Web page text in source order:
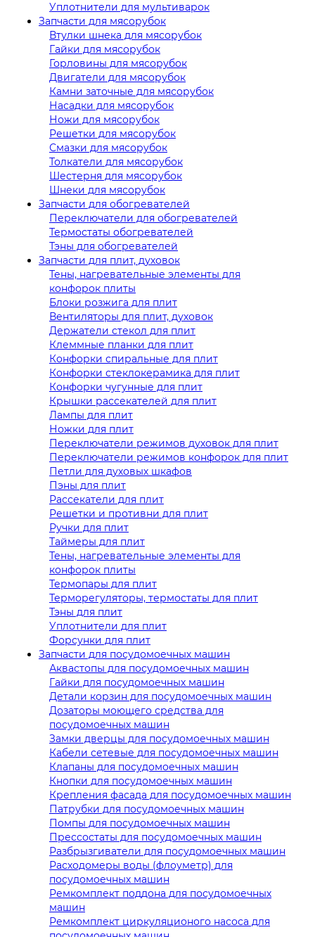
Уплотнители для мультиварок
Запчасти для мясорубок
Втулки шнека для мясорубок
Гайки для мясорубок
Горловины для мясорубок
Двигатели для мясорубок
Камни заточные для мясорубок
Насадки для мясорубок
Ножи для мясорубок
Решетки для мясорубок
Смазки для мясорубок
Толкатели для мясорубок
Шестерня для мясорубок
Шнеки для мясорубок
Запчасти для обогревателей
Переключатели для обогревателей
Термостаты обогревателей
Тэны для обогревателей
Запчасти для плит, духовок
Тены, нагревательные элементы для
конфорок плиты
Блоки розжига для плит
Вентиляторы для плит, духовок
Держатели стекол для плит
Клеммные планки для плит
Конфорки спиральные для плит
Конфорки стеклокерамика для плит
Конфорки чугунные для плит
Крышки рассекателей для плит
Лампы для плит
Ножки для плит
Переключатели режимов духовок для плит
Переключатели режимов конфорок для плит
Петли для духовых шкафов
Пэны для плит
Рассекатели для плит
Решетки и противни для плит
Ручки для плит
Таймеры для плит
Тены, нагревательные элементы для
конфорок плиты
Термопары для плит
Терморегуляторы, термостаты для плит
Тэны для плит
Уплотнители для плит
Форсунки для плит
Запчасти для посудомоечных машин
Аквастопы для посудомоечных машин
Гайки для посудомоечных машин
Детали корзин для посудомоечных машин
Дозаторы моющего средства для
посудомоечных машин
Замки дверцы для посудомоечных машин
Кабели сетевые для посудомоечных машин
Клапаны для посудомоечных машин
Кнопки для посудомоечных машин
Крепления фасада для посудомоечных машин
Патрубки для посудомоечных машин
Помпы для посудомоечных машин
Прессостаты для посудомоечных машин
Разбрызгиватели для посудомоечных машин
Расходомеры воды (флоуметр) для
посудомоечных машин
Ремкомплект поддона для посудомоечных
машин
Ремкомплект циркуляционого насоса для